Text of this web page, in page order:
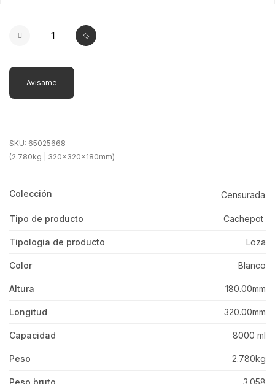
Avisame
SKU: 65025668
(2.780kg | 320x320x180mm)
Colección Censurada
Tipo de producto Cachepot
Tipologia de producto Loza
Color Blanco
Altura 180.00mm
Longitud 320.00mm
Capacidad 8000 ml
Peso 2.780kg
Peso bruto 3.058